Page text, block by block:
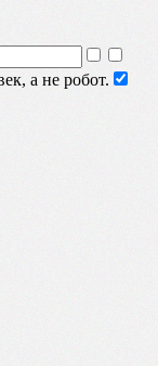
а не робот.